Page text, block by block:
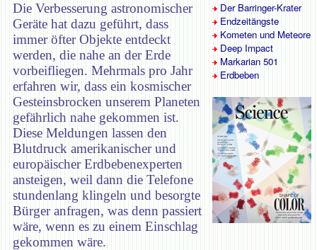
Die Verbesserung astronomischer
Geräte hat dazu geführt, dass
immer öfter Objekte entdeckt
werden, die nahe an der Erde
vorbeifliegen. Mehrmals pro Jahr
erfahren wir, dass ein kosmischer
Gesteinsbrocken unserem Planeten
gefährlich nahe gekommen ist.
Diese Meldungen lassen den
Blutdruck amerikanischer und
europäischer Erdbebenexperten
ansteigen, weil dann die Telefone
stundenlang klingeln und besorgte
Bürger anfragen, was denn passiert
wäre, wenn es zu einem Einschlag
gekommen wäre.
Der Barringer-Krater
Endzeitängste
Kometen und Meteore
Deep Impact
Markarian 501
Erdbeben